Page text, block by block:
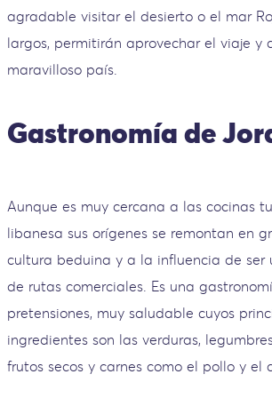
agradable visitar el desierto o el mar
largos, permitirán aprovechar el viaje y
maravilloso país.
Gastronomía de
Aunque es muy cercana a las cocinas
libanesa sus orígenes se remontan en
cultura beduina y a la influencia de ser
de rutas comerciales. Es una
pretensiones, muy saludable cuyos
ingredientes son las verduras,
frutos secos y carnes como el pollo y el